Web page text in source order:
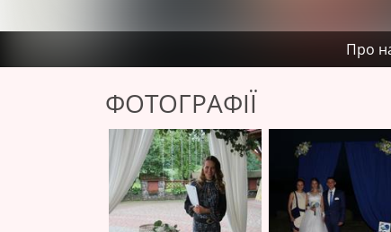
Про
ФОТОГРАФІЇ